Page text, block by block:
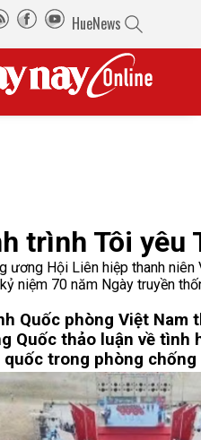
HueNews
trình Tôi yêu
ương Hội Liên hiệp thanh
niệm 70 năm Ngày truyền
Quốc phòng Việt
Quốc thảo luận về tình
quốc trong phòng